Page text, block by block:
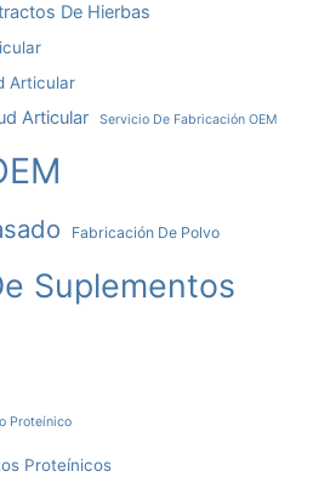
De Hierbas
Articular
Articular Servicio De Fabricación OEM
Fabricación De Polvo
Suplementos
Proteínico
Proteínicos